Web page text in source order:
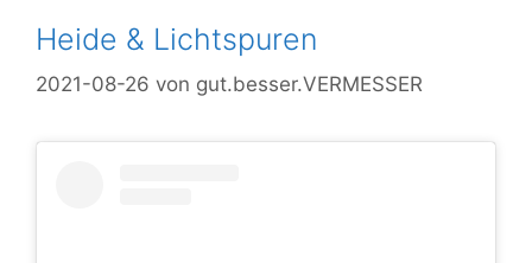
Heide & Lichtspuren
2021-08-26 von gut.besser.VERMESSER